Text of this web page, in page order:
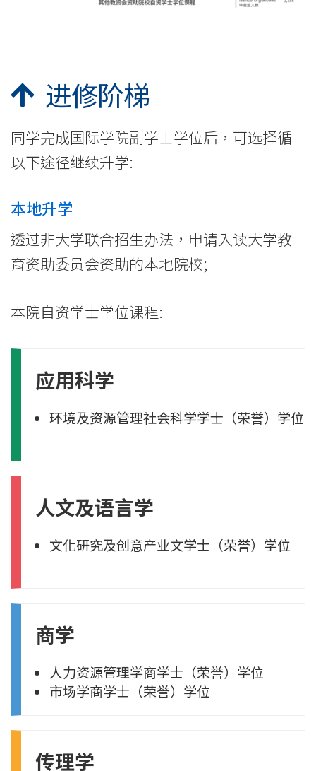
香
港
浸
大
学
进修阶梯
同学完成国际学院副学士学位后，可选择循
以下途径继续升学:
本地升学
透过非大学联合招生办法，申请入读大学教
育资助委员会资助的本地院校;
本院自资学士学位课程:
应用科学
环境及资源管理社会科学学士 （荣誉）学位
人文及语言学
文化研究及创意产业文学士 （荣誉）学位
商学
人力资源管理学商学士 （荣誉）学位
市场学商学士 （荣誉）学位
传理学